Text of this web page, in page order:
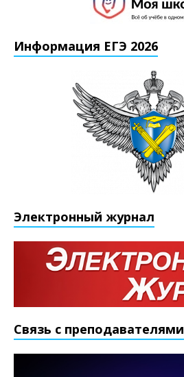
Информация ЕГЭ 2026
Электронный журнал
Связь с преподавателями